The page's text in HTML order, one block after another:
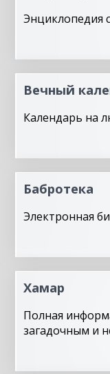
Энциклопедия
Вечный
Календарь на
Бабротека
Электронная
Хамар
Полная
загадочным и